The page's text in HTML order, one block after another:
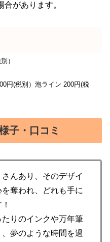
があります。
）
円(税別）泡ライン 200円(税
子・口コミ
んあり、そのデザイ
奪われ、どれも手に
りのインクや万年筆
夢のような時間を過